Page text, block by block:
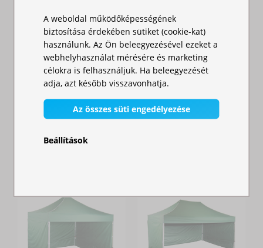
Gyorsan
összecsukható
sátor 3x4,5m -
alumí...
Raktáron
181 000,00 Ft
Gyorsan
összecsukható
sátor 3x6m -
alumíni...
252 000,00 Ft
A weboldal működőképességének
biztosítása érdekében sütiket (cookie-kat)
használunk. Az Ön beleegyezésével ezeket a
webhelyhasználat mérésére és marketing
célokra is felhasználjuk. Ha beleegyezését
adja, azt később visszavonhatja.
Az összes süti engedélyezése
Beállítások